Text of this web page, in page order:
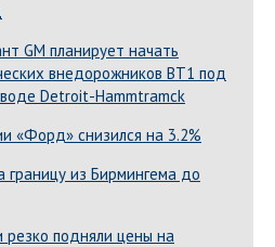
GM планирует начать
внедорожников BT1 под
Detroit-Hammtramck
«Форд» снизился на 3.2%
границу из Бирмингема до
резко подняли цены на